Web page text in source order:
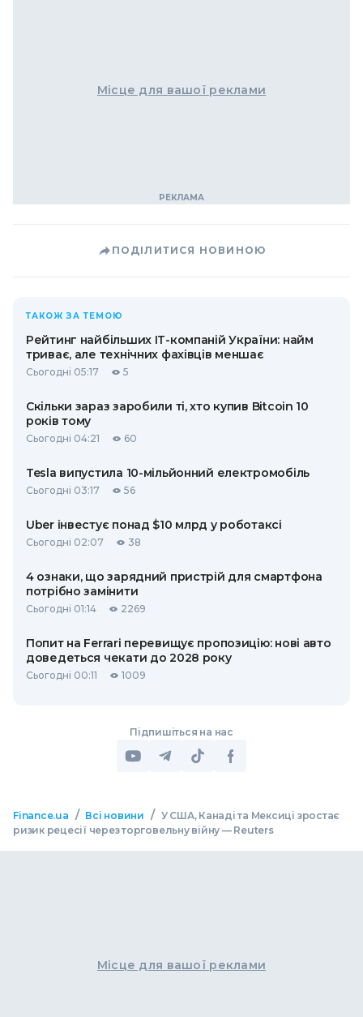
Місце для вашої реклами
ПОДІЛИТИСЯ НОВИНОЮ
ТАКОЖ ЗА ТЕМОЮ
Рейтинг найбільших ІТ-компаній України: найм
триває, але технічних фахівців меншає
Сьогодні 05:17 5
Скільки зараз заробили ті, хто купив Bitcoin 10
років тому
Сьогодні 04:21 60
Tesla випустила 10-мільйонний електромобіль
Сьогодні 03:17 56
Uber інвестує понад $10 млрд у роботаксі
Сьогодні 02:07 38
4 ознаки, що зарядний пристрій для смартфона
потрібно замінити
Сьогодні 01:14 2269
Попит на Ferrari перевищує пропозицію: нові авто
доведеться чекати до 2028 року
Сьогодні 00:11 1009
Підпишіться на нас
Finance.ua / Всі новини / У США, Канаді та Мексиці зростає
ризик рецесії через торговельну війну — Reuters
Місце для вашої реклами